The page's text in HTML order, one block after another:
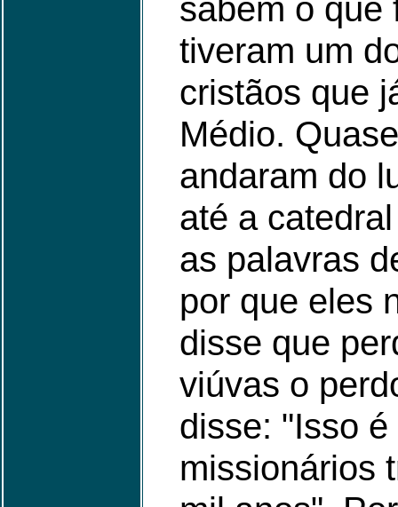
sabem o que
tiveram um
cristãos que
Médio.
andaram do
até a
as palavras
por que eles
disse que
viúvas o
disse: "Isso
missionários